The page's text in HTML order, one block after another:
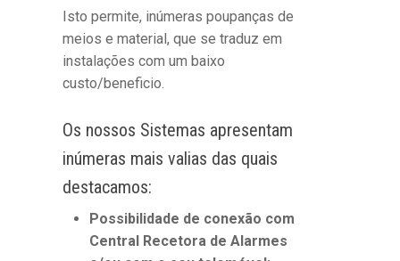
Isto permite, inúmeras poupanças de
meios e material, que se traduz em
instalações com um baixo
custo/beneficio.
Os nossos Sistemas apresentam
inúmeras mais valias das quais
destacamos:
Possibilidade de conexão com
Central Recetora de Alarmes